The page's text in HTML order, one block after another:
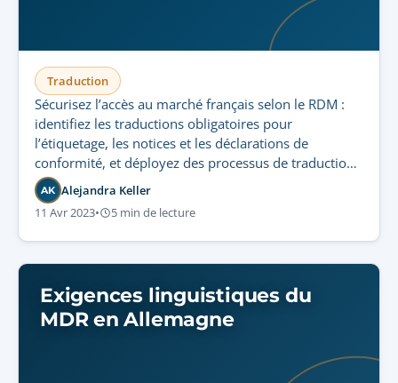
Traduction
Sécurisez l’accès au marché français selon le RDM :
identifiez les traductions obligatoires pour
l’étiquetage, les notices et les déclarations de
conformité, et déployez des processus de traduction
certifiée garantissant la conformité ANSM.
AK Alejandra Keller
11 Avr 2023• 5 min de lecture
Exigences linguistiques du
MDR en Allemagne